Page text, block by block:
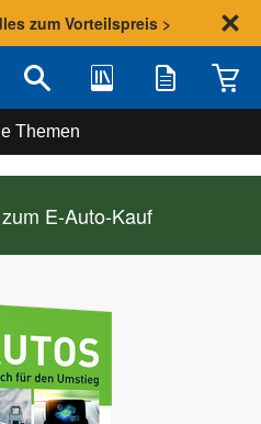
zum Vorteilspreis >
Suche Bibliothek Merkliste
Themen
E-Auto-Kauf